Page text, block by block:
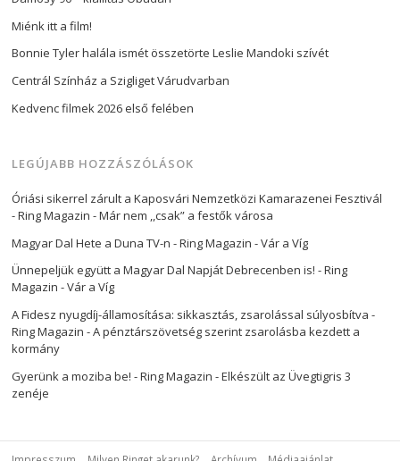
Miénk itt a film!
Bonnie Tyler halála ismét összetörte Leslie Mandoki szívét
Centrál Színház a Szigliget Várudvarban
Kedvenc filmek 2026 első felében
LEGÚJABB HOZZÁSZÓLÁSOK
Óriási sikerrel zárult a Kaposvári Nemzetközi Kamarazenei Fesztivál
- Ring Magazin -Már nem ,,csak” a festők városa
Magyar Dal Hete a Duna TV-n - Ring Magazin -Vár a Víg
Ünnepeljük együtt a Magyar Dal Napját Debrecenben is! - Ring
Magazin -Vár a Víg
A Fidesz nyugdíj-államosítása: sikkasztás, zsarolással súlyosbítva -
Ring Magazin -A pénztárszövetség szerint zsarolásba kezdett a
kormány
Gyerünk a moziba be! - Ring Magazin -Elkészült az Üvegtigris 3
zenéje